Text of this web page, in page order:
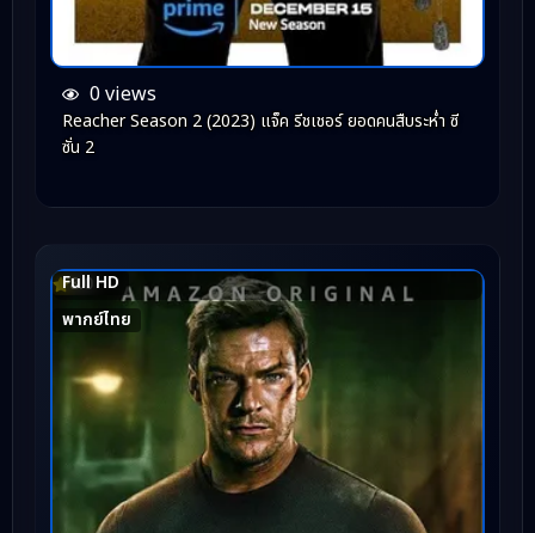
0 views
Reacher Season 2 (2023) แจ็ค รีชเชอร์ ยอดคนสืบระห่ำ ซี
ซั่น 2
Full HD
พากย์ไทย
8.0